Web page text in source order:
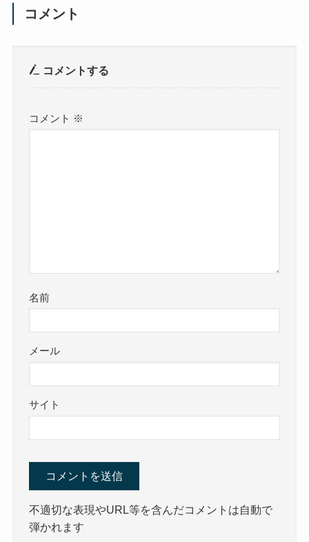
コメント
コメントする
コメント ※
名前
メール
サイト
不適切な表現やURL等を含んだコメントは自動で
弾かれます